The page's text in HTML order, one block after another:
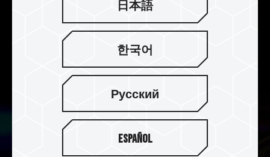
日本語
한국어
Русский
Español